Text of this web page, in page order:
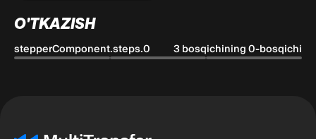
O'TKAZISH
stepperComponent.steps.0 3 bosqichining 0-bosqichi